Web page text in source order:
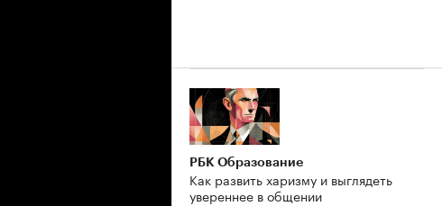
РБК Образование
Как развить харизму и выглядеть
увереннее в общении